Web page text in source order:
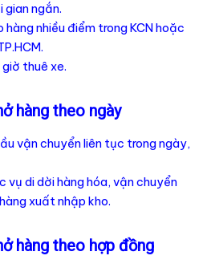
gian ngắn.
nhiều điểm trong KCN hoặc
thuê xe.
hàng theo ngày
vận chuyển liên tục trong ngày,
vụ di dời hàng hóa, vận chuyển
xuất nhập kho.
hàng theo hợp đồng